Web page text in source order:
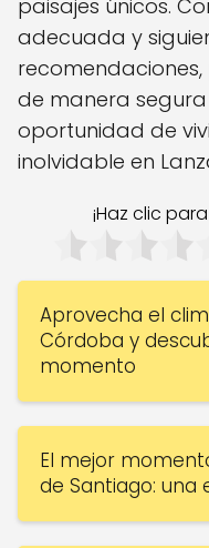
paisajes únicos.
adecuada y
de manera segura
oportunidad de
inolvidable en
¡Haz clic
Aprovecha el
Córdoba y
momento
El mejor
de Santiago: una